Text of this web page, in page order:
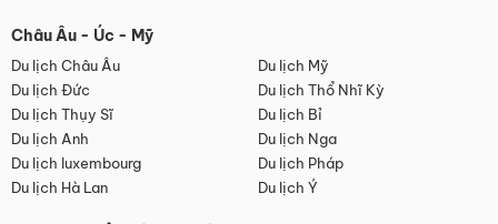
Châu Âu - Úc - Mỹ
Du lịch Châu Âu
Du lịch Mỹ
Du lịch Đức
Du lịch Thổ Nhĩ Kỳ
Du lịch Thụy Sĩ
Du lịch Bỉ
Du lịch Anh
Du lịch Nga
Du lịch luxembourg
Du lịch Pháp
Du lịch Hà Lan
Du lịch Ý